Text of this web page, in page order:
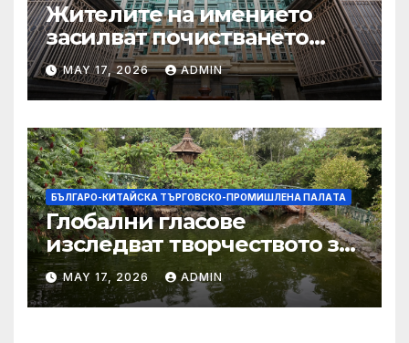
Жителите на имението
засилват почистването
след първия случай на
хепатит на плъхове в града
тази година
MAY 17, 2026 ADMIN
БЪЛГАРО-КИТАЙСКА ТЪРГОВСКО-ПРОМИШЛЕНА ПАЛAТА
Глобални гласове
изследват творчеството за
устойчиви градове в Wuxi
MAY 17, 2026 ADMIN